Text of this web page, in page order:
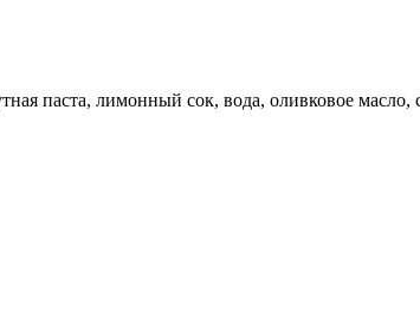
паста, лимонный сок, вода, оливковое масло,